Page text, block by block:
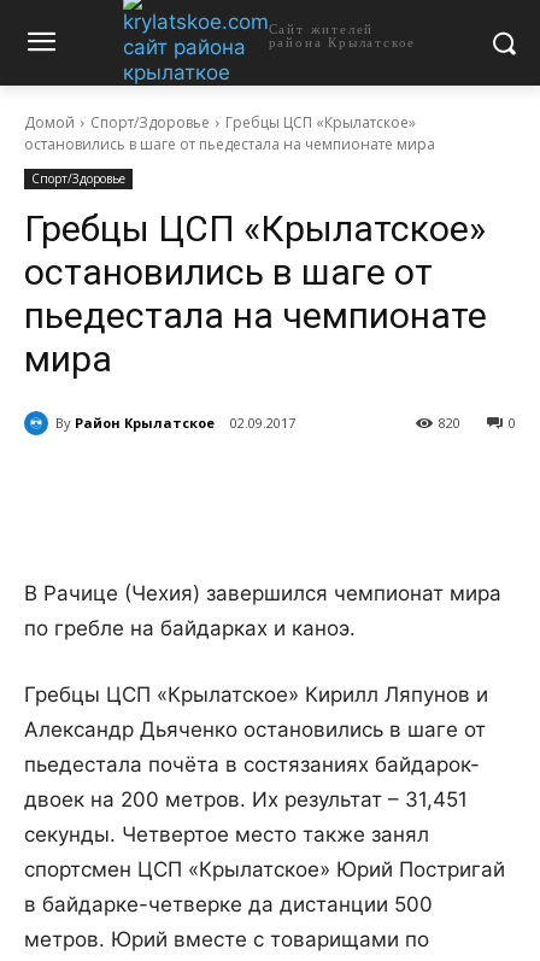
Сайт жителей
района Крылатское
Домой Спорт/Здоровье
Гребцы ЦСП «Крылатское»
остановились в шаге от пьедестала на чемпионате мира
Спорт/Здоровье
Гребцы ЦСП «Крылатское»
остановились в шаге от
пьедестала на чемпионате
мира
By Район Крылатское 02.09.2017 0
820
В Рачице (Чехия) завершился чемпионат мира
по гребле на байдарках и каноэ.
Гребцы ЦСП «Крылатское» Кирилл Ляпунов и
Александр Дьяченко остановились в шаге от
пьедестала почёта в состязаниях байдарок-
двоек на 200 метров. Их результат – 31,451
секунды. Четвертое место также занял
спортсмен ЦСП «Крылатское» Юрий Постригай
в байдарке-четверке да дистанции 500
метров. Юрий вместе с товарищами по